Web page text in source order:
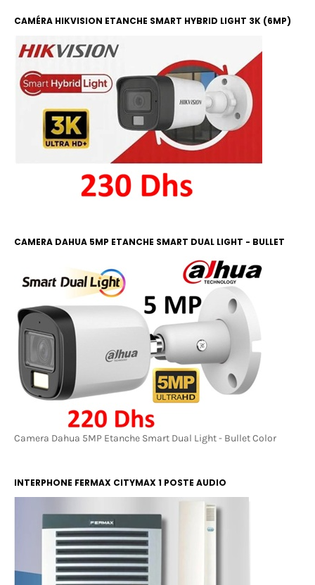
CAMÉRA HIKVISION ETANCHE SMART HYBRID LIGHT 3K (6MP)
COLOR ET IR 20M
CAMERA DAHUA 5MP ETANCHE SMART DUAL LIGHT - BULLET
Camera Dahua 5MP Etanche Smart Dual Light - Bullet Color
INTERPHONE FERMAX CITYMAX 1 POSTE AUDIO